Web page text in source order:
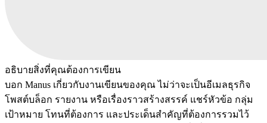
อธิบายสิ่งที่คุณต้องการเขียน
บอก Manus เกี่ยวกับงานเขียนของคุณ ไม่ว่าจะเป็นอีเมลธุรกิจ
โพสต์บล็อก รายงาน หรือเรื่องราวสร้างสรรค์ แชร์หัวข้อ กลุ่ม
เป้าหมาย โทนที่ต้องการ และประเด็นสำคัญที่ต้องการรวมไว้